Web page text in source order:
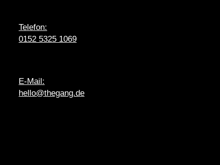
Telefon:
0152 5325 1069
E-Mail:
hello@thegang.de